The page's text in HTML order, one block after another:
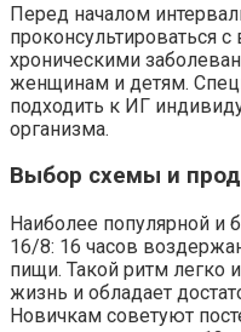
Перед началом
проконсультироваться
хроническими
женщинам и детям.
подходить к ИГ
организма.
Выбор схемы и
Наиболее популярной и
16/8: 16 часов
пищи. Такой ритм легко
жизнь и обладает
Новичкам советуют